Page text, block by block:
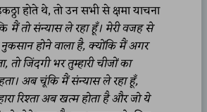
होते थे, तो उन सभी से क्षमा याचना
मैं तो संन्यास ले रहा हूँ। मेरी वजह से
होने वाला है,क्योंकि मैं अगर
,तो जिंदगी भर तुम्हारी चीजों का
अब चूंकि मैं संन्यास ले रहा हूँ,
रिश्ता अब खत्म होता है औरजो ये